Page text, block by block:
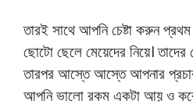
তারই সাথে আপনি চেষ্টা করুন
ছোটো ছেলে মেয়েদের নিয়ে।
তারপর আস্তে আস্তে আপনার
আপনি ভালো রকম একটা আয় ও